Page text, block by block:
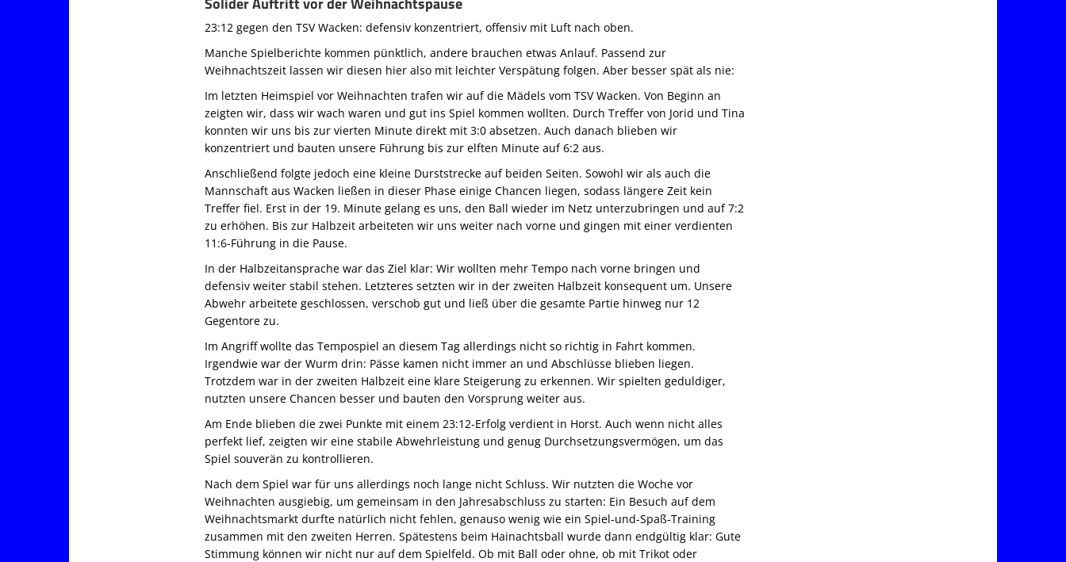
23:12 gegen den TSV Wacken: defensiv konzentriert, offensiv mit Luft nach oben.
Manche Spielberichte kommen pünktlich, andere brauchen etwas Anlauf. Passend zur
Weihnachtszeit lassen wir diesen hier also mit leichter Verspätung folgen. Aber besser spät als nie:
Im letzten Heimspiel vor Weihnachten trafen wir auf die Mädels vom TSV Wacken. Von Beginn an
zeigten wir, dass wir wach waren und gut ins Spiel kommen wollten. Durch Treffer von Jorid und Tina
konnten wir uns bis zur vierten Minute direkt mit 3:0 absetzen. Auch danach blieben wir
konzentriert und bauten unsere Führung bis zur elften Minute auf 6:2 aus.
Anschließend folgte jedoch eine kleine Durststrecke auf beiden Seiten. Sowohl wir als auch die
Mannschaft aus Wacken ließen in dieser Phase einige Chancen liegen, sodass längere Zeit kein
Treffer fiel. Erst in der 19. Minute gelang es uns, den Ball wieder im Netz unterzubringen und auf 7:2
zu erhöhen. Bis zur Halbzeit arbeiteten wir uns weiter nach vorne und gingen mit einer verdienten
11:6-Führung in die Pause.
In der Halbzeitansprache war das Ziel klar: Wir wollten mehr Tempo nach vorne bringen und
defensiv weiter stabil stehen. Letzteres setzten wir in der zweiten Halbzeit konsequent um. Unsere
Abwehr arbeitete geschlossen, verschob gut und ließ über die gesamte Partie hinweg nur 12
Gegentore zu.
Im Angriff wollte das Tempospiel an diesem Tag allerdings nicht so richtig in Fahrt kommen.
Irgendwie war der Wurm drin: Pässe kamen nicht immer an und Abschlüsse blieben liegen.
Trotzdem war in der zweiten Halbzeit eine klare Steigerung zu erkennen. Wir spielten geduldiger,
nutzten unsere Chancen besser und bauten den Vorsprung weiter aus.
Am Ende blieben die zwei Punkte mit einem 23:12-Erfolg verdient in Horst. Auch wenn nicht alles
perfekt lief, zeigten wir eine stabile Abwehrleistung und genug Durchsetzungsvermögen, um das
Spiel souverän zu kontrollieren.
Nach dem Spiel war für uns allerdings noch lange nicht Schluss. Wir nutzten die Woche vor
Weihnachten ausgiebig, um gemeinsam in den Jahresabschluss zu starten: Ein Besuch auf dem
Weihnachtsmarkt durfte natürlich nicht fehlen, genauso wenig wie ein Spiel-und-Spaß-Training
zusammen mit den zweiten Herren. Spätestens beim Hainachtsball wurde dann endgültig klar: Gute
Stimmung können wir nicht nur auf dem Spielfeld. Ob mit Ball oder ohne, ob mit Trikot oder